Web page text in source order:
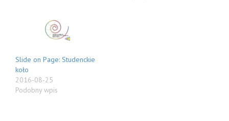
Slide on Page: Studenckie
koło
2016-08-25
Podobny wpis